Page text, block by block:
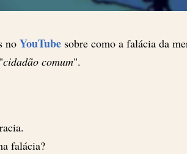
no YouTube sobre como a falácia da
cidadão comum".
falácia?